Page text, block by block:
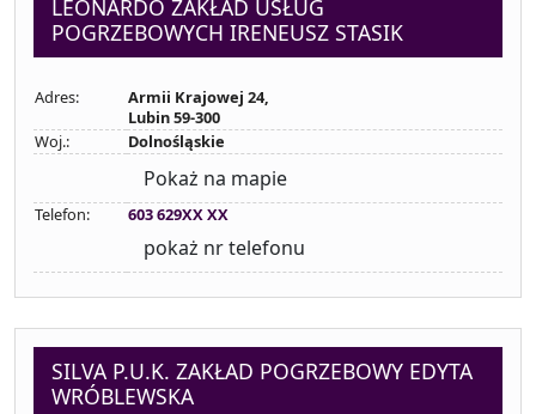
LEONARDO ZAKŁAD USŁUG
POGRZEBOWYCH IRENEUSZ STASIK
Adres:
Armii Krajowej 24,
Lubin 59-300
Woj.:
Dolnośląskie
Pokaż na mapie
Telefon: 603 629XX XX
pokaż nr telefonu
SILVA P.U.K. ZAKŁAD POGRZEBOWY EDYTA
WRÓBLEWSKA